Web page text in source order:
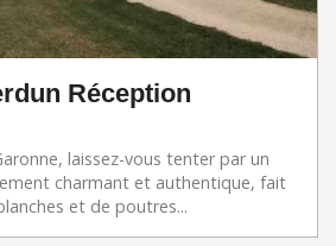
Réception
laissez-vous tenter par un
charmant et authentique, fait
et de poutres...